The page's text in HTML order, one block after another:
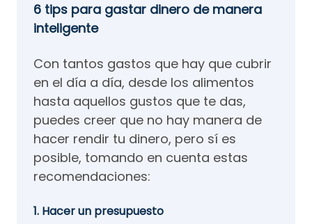
6 tips para gastar dinero de manera
inteligente
Con tantos gastos que hay que cubrir
en el día a día, desde los alimentos
hasta aquellos gustos que te das,
puedes creer que no hay manera de
hacer rendir tu dinero, pero sí es
posible, tomando en cuenta estas
recomendaciones:
1. Hacer un presupuesto